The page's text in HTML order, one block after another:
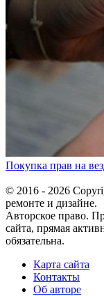
Покупка прав на
© 2016 - 2026
ремонте и дизайне.
Авторское право.
сайта, прямая
обязательна.
Карта сайта
Контакты
Об авторе